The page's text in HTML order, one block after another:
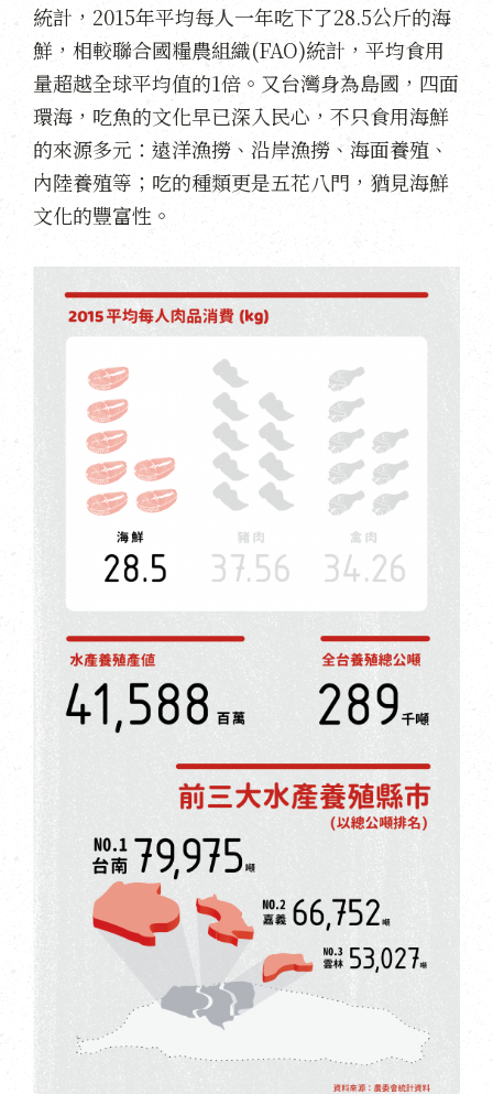
統計，2015年平均每人一年吃下了28.5公斤的海
鮮，相較聯合國糧農組織(FAO)統計，平均食用
量超越全球平均值的1倍。又台灣身為島國，四面
環海，吃魚的文化早已深入民心，不只食用海鮮
的來源多元：遠洋漁撈、沿岸漁撈、海面養殖、
內陸養殖等；吃的種類更是五花八門，猶見海鮮
文化的豐富性。